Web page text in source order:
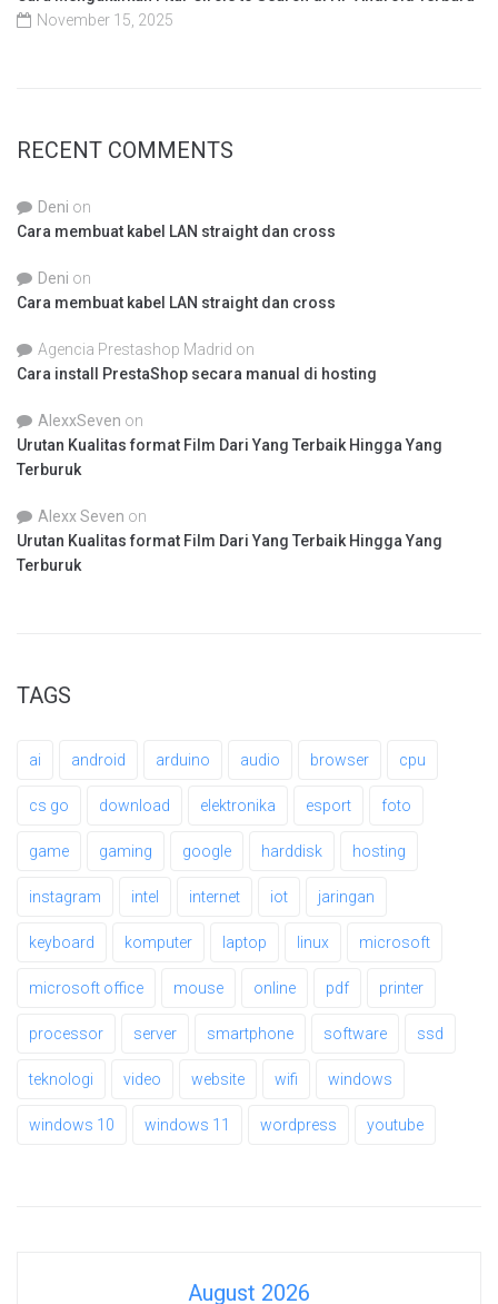
November 15, 2025
RECENT COMMENTS
Deni on
Cara membuat kabel LAN straight dan cross
Deni on
Cara membuat kabel LAN straight dan cross
Agencia Prestashop Madrid on
Cara install PrestaShop secara manual di hosting
AlexxSeven on
Urutan Kualitas format Film Dari Yang Terbaik Hingga Yang
Terburuk
Alexx Seven on
Urutan Kualitas format Film Dari Yang Terbaik Hingga Yang
Terburuk
TAGS
ai android arduino audio browser cpu
cs go download elektronika esport foto
game gaming google harddisk hosting
instagram intel internet iot jaringan
keyboard komputer laptop linux microsoft
microsoft office mouse online pdf printer
processor server smartphone software ssd
teknologi video website wifi windows
windows 10 windows 11 wordpress youtube
August 2026